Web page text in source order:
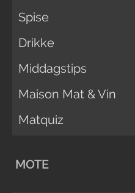
Spise
Drikke
Middagstips
Maison Mat & Vin
Matquiz
MOTE